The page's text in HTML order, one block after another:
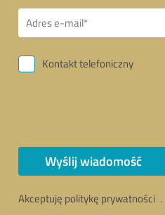
Kontakt telefoniczny
Wyślij wiadomość
Akceptuję politykę prywatności .